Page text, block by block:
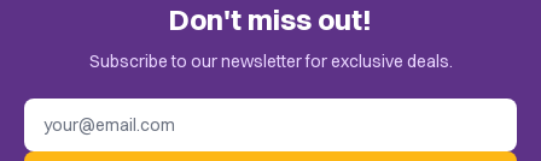
Don't miss out!
Subscribe to our newsletter for exclusive deals.